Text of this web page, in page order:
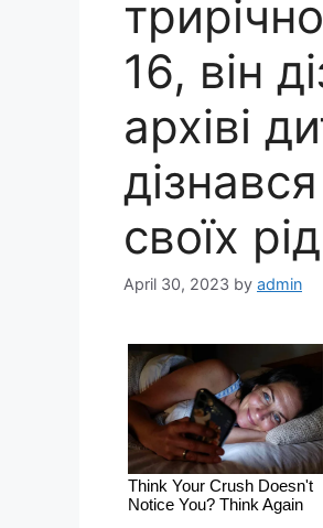
16, він
архіві
своїх
April 30, 2023 by admin